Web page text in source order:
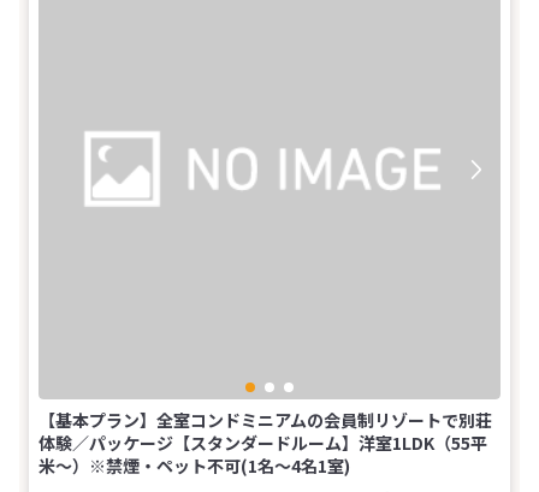
【基本プラン】全室コンドミニアムの会員制リゾートで別荘
体験／パッケージ【スタンダードルーム】洋室1LDK（55平
米～）※禁煙・ペット不可(1名～4名1室)